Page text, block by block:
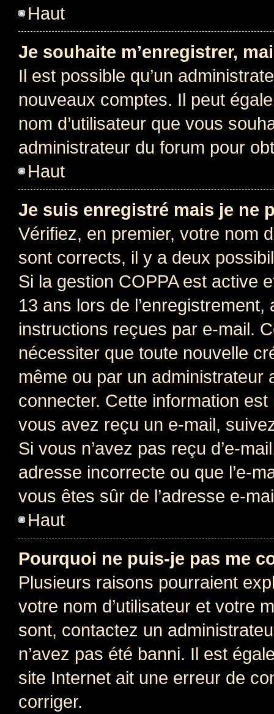
Haut
Je souhaite m’enregistrer,
Il est possible qu’un
nouveaux comptes. Il peut
nom d’utilisateur que vous
administrateur du forum pour
Haut
Je suis enregistré mais je ne
Vérifiez, en premier, votre nom
sont corrects, il y a deux
Si la gestion COPPA est active
13 ans lors de
instructions reçues par e-mail.
nécessiter que toute nouvelle
même ou par un
connecter. Cette information
vous avez reçu un e-mail,
Si vous n’avez pas reçu d’e-
adresse incorrecte ou que l’e-
vous êtes sûr de l’adresse e-
Haut
Pourquoi ne puis-je pas me
Plusieurs raisons pourraient
votre nom d’utilisateur et votre
sont, contactez un
n’avez pas été banni. Il est
site Internet ait une erreur de
corriger.